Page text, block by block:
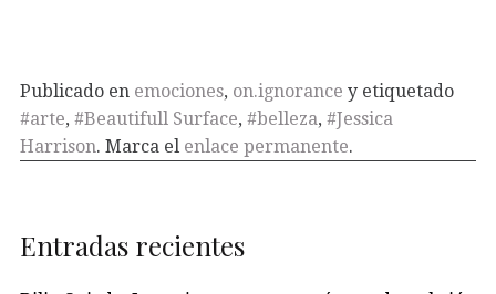
Publicado en emociones, on.ignorance y etiquetado
#arte, #Beautifull Surface, #belleza, #Jessica
Harrison. Marca el enlace permanente.
Entradas recientes